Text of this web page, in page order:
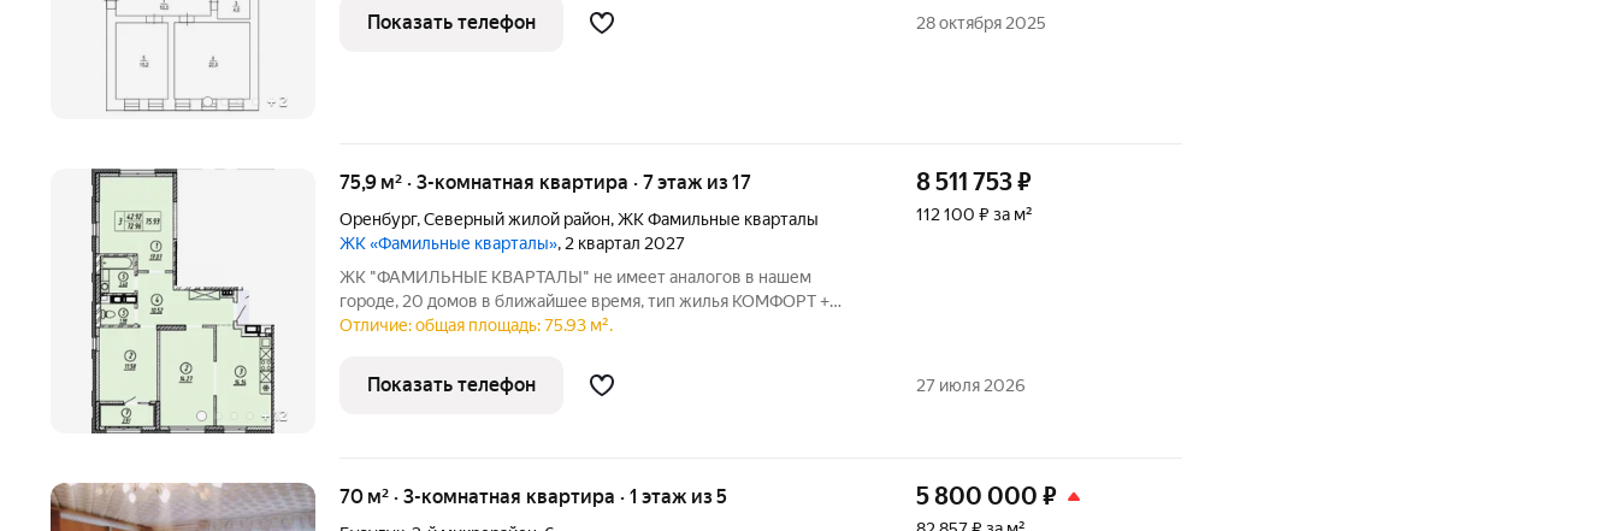
+ 2
доступности - ТК "Локомотив", жд и авто вокзалы, школа №46,
филиал РАНХиГС, парк
Показать телефон 28 октября 2025
+12
75,9 м² · 3-комнатная квартира · 7 этаж из 17
Оренбург,Северный жилой район,ЖК Фамильные кварталы
ЖК «Фамильные кварталы», 2 квартал 2027
ЖК "ФАМИЛЬНЫЕ КВАРТАЛЫ" не имеет аналогов в нашем
городе, 20 домов в ближайшее время, тип жилья КОМФОРТ +
Расположение : на пересечение трех улиц Просторная /
комплекс оснащен видеонаблюдением,
8 511 753₽
112 100 ₽ за м²
Отличие: общая площадь: 75.93 м².
Показать телефон 27 июля 2026
70 м² · 3-комнатная квартира · 1 этаж из 5 5 800 000 ₽